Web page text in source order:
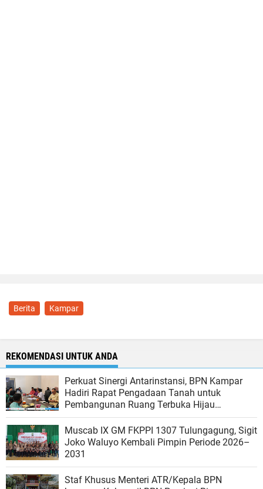
Berita Kampar
REKOMENDASI UNTUK ANDA
Perkuat Sinergi Antarinstansi, BPN Kampar
Hadiri Rapat Pengadaan Tanah untuk
Pembangunan Ruang Terbuka Hijau
Bangkinang Riverside
Muscab IX GM FKPPI 1307 Tulungagung, Sigit
Joko Waluyo Kembali Pimpin Periode 2026–
2031
Staf Khusus Menteri ATR/Kepala BPN